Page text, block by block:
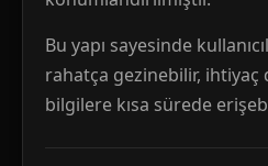
Bu yapı sayesinde
rahatça gezinebilir, ihtiyaç
bilgilere kısa sürede